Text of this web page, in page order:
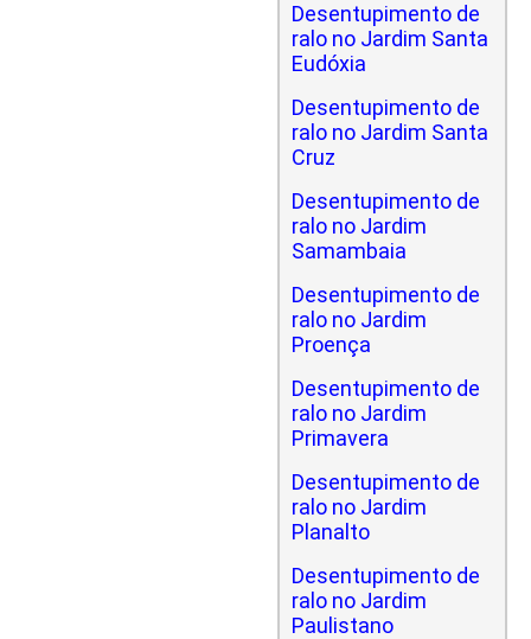
Desentupimento de
ralo no Jardim Santa
Eudóxia
Desentupimento de
ralo no Jardim Santa
Cruz
Desentupimento de
ralo no Jardim
Samambaia
Desentupimento de
ralo no Jardim
Proença
Desentupimento de
ralo no Jardim
Primavera
Desentupimento de
ralo no Jardim
Planalto
Desentupimento de
ralo no Jardim
Paulistano